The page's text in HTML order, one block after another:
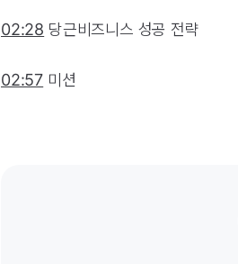
02:28 당근비즈니스 성공 전략
02:57 미션